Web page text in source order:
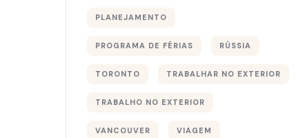
PLANEJAMENTO
PROGRAMA DE FÉRIAS RÚSSIA
TORONTO TRABALHAR NO EXTERIOR
TRABALHO NO EXTERIOR
VANCOUVER VIAGEM